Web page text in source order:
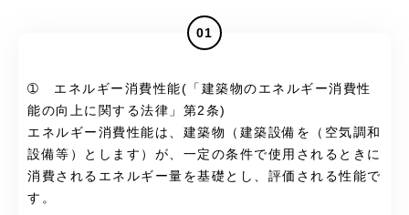
01
➀ エネルギー消費性能(「建築物のエネルギー消費性
能の向上に関する法律」第2条)
エネルギー消費性能は、建築物（建築設備を（空気調和
設備等）とします）が、一定の条件で使用されるときに
消費されるエネルギー量を基礎とし、評価される性能で
す。